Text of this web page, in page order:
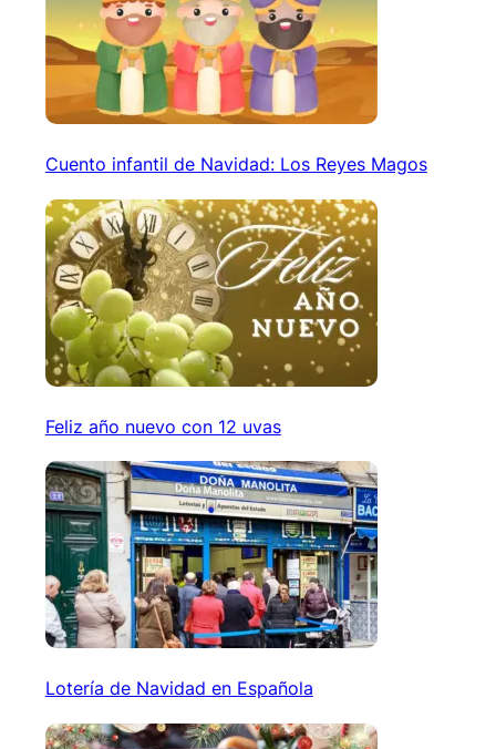
Cuento infantil de Navidad: Los Reyes Magos
Feliz año nuevo con 12 uvas
Lotería de Navidad en Española